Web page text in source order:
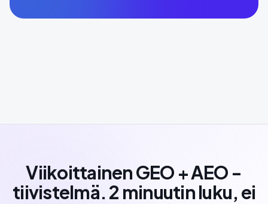
Viikoittainen GEO + AEO -
tiivistelmä. 2 minuutin luku, ei